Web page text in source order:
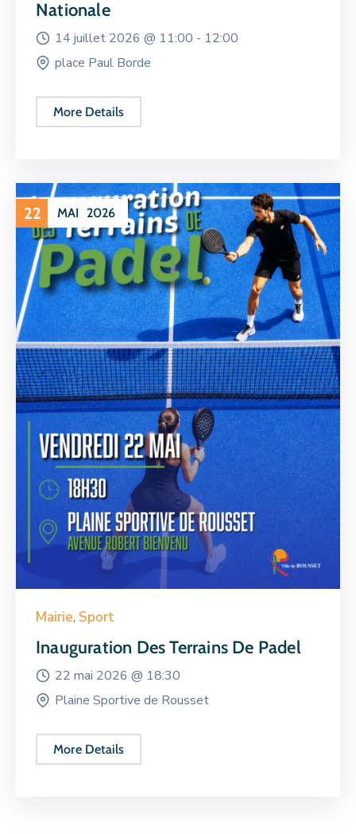
Nationale
14 juillet 2026 @ 11:00 - 12:00
place Paul Borde
More Details
22 MAI 2026
Mairie, Sport
Inauguration Des Terrains De Padel
22 mai 2026 @ 18:30
Plaine Sportive de Rousset
More Details